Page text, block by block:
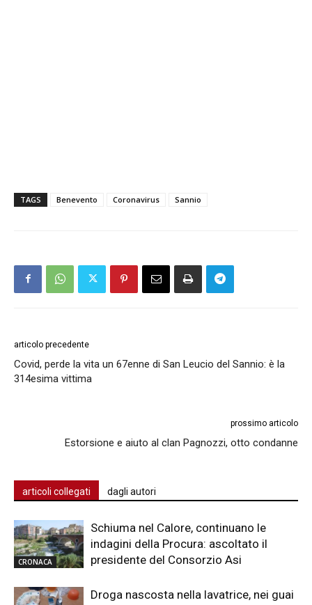
TAGS Benevento Coronavirus Sannio
articolo precedente
Covid, perde la vita un 67enne di San Leucio del Sannio: è la
314esima vittima
prossimo articolo
Estorsione e aiuto al clan Pagnozzi, otto condanne
articoli collegati dagli autori
CRONACA
Schiuma nel Calore, continuano le
indagini della Procura: ascoltato il
presidente del Consorzio Asi
Droga nascosta nella lavatrice, nei guai